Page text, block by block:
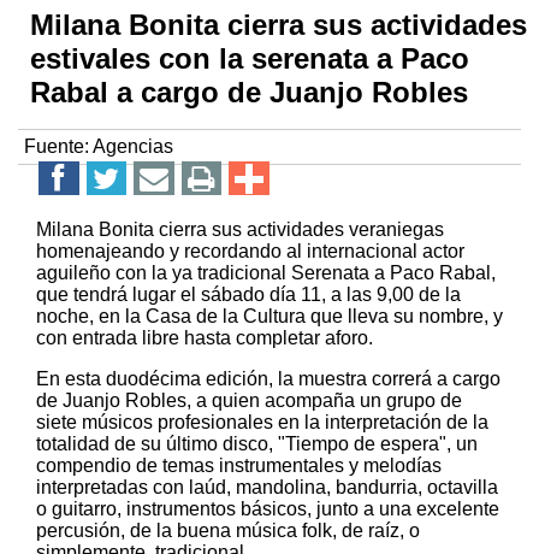
Milana Bonita cierra sus actividades
estivales con la serenata a Paco
Rabal a cargo de Juanjo Robles
Fuente: Agencias
Milana Bonita cierra sus actividades veraniegas
homenajeando y recordando al internacional actor
aguileño con la ya tradicional Serenata a Paco Rabal,
que tendrá lugar el sábado día 11, a las 9,00 de la
noche, en la Casa de la Cultura que lleva su nombre, y
con entrada libre hasta completar aforo.
En esta duodécima edición, la muestra correrá a cargo
de Juanjo Robles, a quien acompaña un grupo de
siete músicos profesionales en la interpretación de la
totalidad de su último disco, "Tiempo de espera", un
compendio de temas instrumentales y melodías
interpretadas con laúd, mandolina, bandurria, octavilla
o guitarro, instrumentos básicos, junto a una excelente
percusión, de la buena música folk, de raíz, o